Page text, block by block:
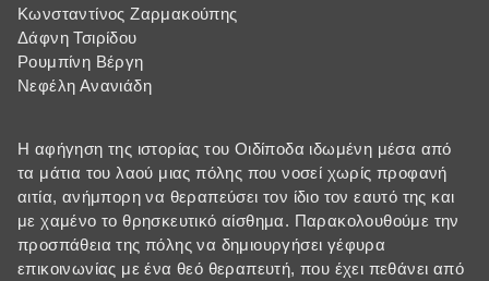
Κωνσταντίνος Ζαρμακούπης
Δάφνη Τσιρίδου
Ρουμπίνη Βέργη
Νεφέλη Ανανιάδη
H αφήγηση της ιστορίας του Οιδίποδα ιδωμένη μέσα από
τα μάτια του λαού μιας πόλης που νοσεί χωρίς προφανή
αιτία, ανήμπορη να θεραπεύσει τον ίδιο τον εαυτό της και
με χαμένο το θρησκευτικό αίσθημα. Παρακολουθούμε την
προσπάθεια της πόλης να δημιουργήσει γέφυρα
επικοινωνίας με ένα θεό θεραπευτή, που έχει πεθάνει από